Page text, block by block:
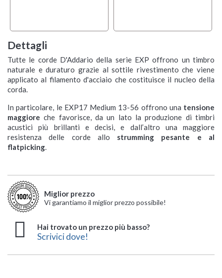
Dettagli
Tutte le corde D'Addario della serie EXP offrono un timbro
naturale e duraturo grazie al sottile rivestimento che viene
applicato al filamento d'acciaio che costituisce il nucleo della
corda.
In particolare, le EXP17 Medium 13-56 offrono una tensione
maggiore che favorisce, da un lato la produzione di timbri
acustici più brillanti e decisi, e dall’altro una maggiore
resistenza delle corde allo strumming pesante e al
flatpicking.
Miglior prezzo
Vi garantiamo il miglior prezzo possibile!
Hai trovato un prezzo più basso?
Scrivici dove!